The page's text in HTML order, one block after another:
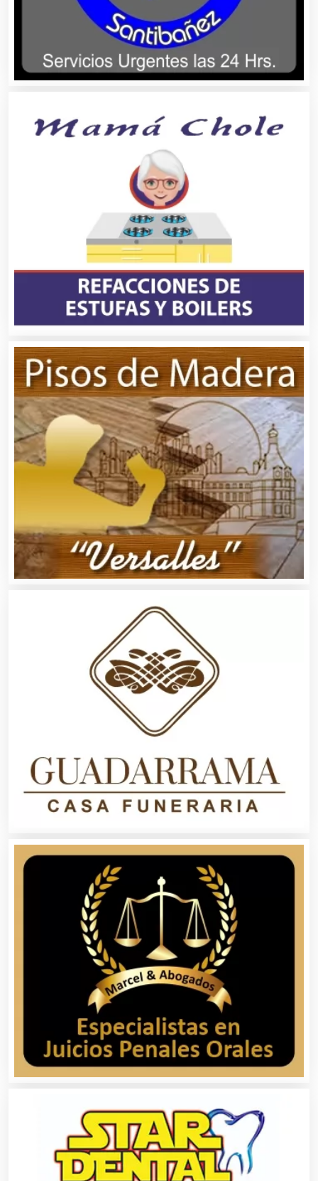
Aparatos y Equipos Eléctricos
Artesanías
Artículos de Oficina
Artículos de Piel
Artículos Deportivos
Artículos Importados
Artículos para el Hogar
Artículos para Regalos
Artículos Publicitarios
Aseguradoras
Asesores Técnicos
Asesoría Fiscal
Asociaciones Civiles
Asociaciones Empresariales
Audio, Sonido e Iluminación
Audios para Eventos
Autobuses